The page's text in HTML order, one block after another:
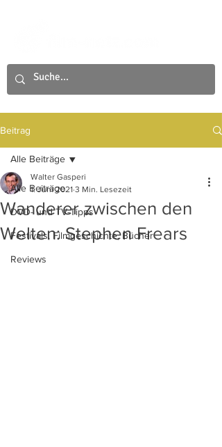
Beitrag
Alle Beiträge
DVD- und TV-Tipps
Festivals, Filmgeschichte, Bücher
Reviews
Alle Beiträge
Wanderer zwischen den
Welten: Stephen Frears
Walter Gasperi
1. Juni 2021 3 Min. Lesezeit